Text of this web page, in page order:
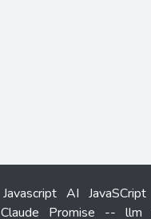
Javascript AI JavaSCript
Claude Promise -- llm